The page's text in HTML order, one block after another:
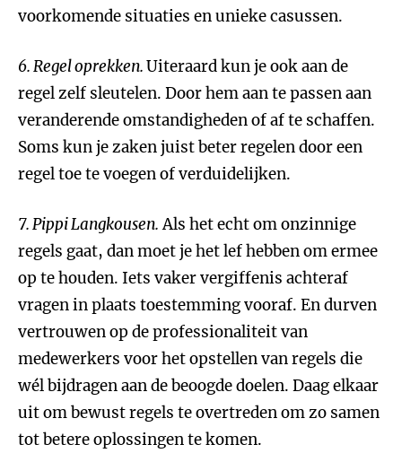
voorkomende situaties en unieke casussen.
6. Regel oprekken.Uiteraard kun je ook aan de
regel zelf sleutelen. Door hem aan te passen aan
veranderende omstandigheden of af te schaffen.
Soms kun je zaken juist beter regelen door een
regel toe te voegen of verduidelijken.
7. Pippi Langkousen.Als het echt om onzinnige
regels gaat, dan moet je het lef hebben om ermee
op te houden. Iets vaker vergiffenis achteraf
vragen in plaats toestemming vooraf. En durven
vertrouwen op de professionaliteit van
medewerkers voor het opstellen van regels die
wél bijdragen aan de beoogde doelen. Daag elkaar
uit om bewust regels te overtreden om zo samen
tot betere oplossingen te komen.